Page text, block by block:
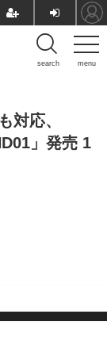
menu
search
対応、
」発売 1